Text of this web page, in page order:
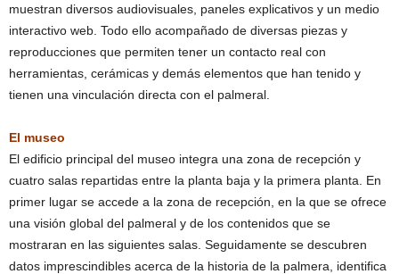
muestran diversos audiovisuales, paneles explicativos y un medio
interactivo web. Todo ello acompañado de diversas piezas y
reproducciones que permiten tener un contacto real con
herramientas, cerámicas y demás elementos que han tenido y
tienen una vinculación directa con el palmeral.
El museo
El edificio principal del museo integra una zona de recepción y
cuatro salas repartidas entre la planta baja y la primera planta. En
primer lugar se accede a la zona de recepción, en la que se ofrece
una visión global del palmeral y de los contenidos que se
mostraran en las siguientes salas. Seguidamente se descubren
datos imprescindibles acerca de la historia de la palmera, identifica